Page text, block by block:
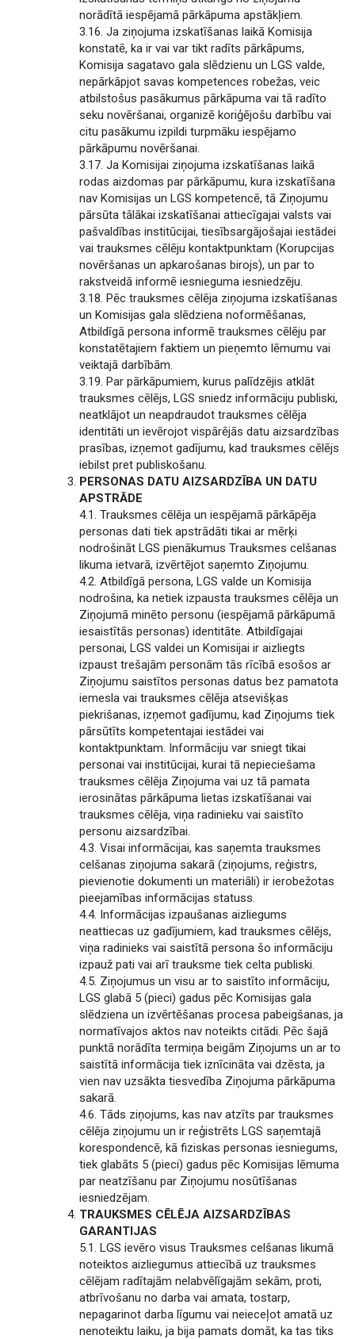
norādītā iespējamā pārkāpuma apstākļiem.
3.16. Ja ziņojuma izskatīšanas laikā Komisija
konstatē, ka ir vai var tikt radīts pārkāpums,
Komisija sagatavo gala slēdzienu un LGS valde,
nepārkāpjot savas kompetences robežas, veic
atbilstošus pasākumus pārkāpuma vai tā radīto
seku novēršanai, organizē koriģējošu darbību vai
citu pasākumu izpildi turpmāku iespējamo
pārkāpumu novēršanai.
3.17. Ja Komisijai ziņojuma izskatīšanas laikā
rodas aizdomas par pārkāpumu, kura izskatīšana
nav Komisijas un LGS kompetencē, tā Ziņojumu
pārsūta tālākai izskatīšanai attiecīgajai valsts vai
pašvaldības institūcijai, tiesībsargājošajai iestādei
vai trauksmes cēlēju kontaktpunktam (Korupcijas
novēršanas un apkarošanas birojs), un par to
rakstveidā informē iesnieguma iesniedzēju.
3.18. Pēc trauksmes cēlēja ziņojuma izskatīšanas
un Komisijas gala slēdziena noformēšanas,
Atbildīgā persona informē trauksmes cēlēju par
konstatētajiem faktiem un pieņemto lēmumu vai
veiktajā darbībām.
3.19. Par pārkāpumiem, kurus palīdzējis atklāt
trauksmes cēlējs, LGS sniedz informāciju publiski,
neatklājot un neapdraudot trauksmes cēlēja
identitāti un ievērojot vispārējās datu aizsardzības
prasības, izņemot gadījumu, kad trauksmes cēlējs
iebilst pret publiskošanu.
PERSONAS DATU AIZSARDZĪBA UN DATU
APSTRĀDE
4.1. Trauksmes cēlēja un iespējamā pārkāpēja
personas dati tiek apstrādāti tikai ar mērķi
nodrošināt LGS pienākumus Trauksmes celšanas
likuma ietvarā, izvērtējot saņemto Ziņojumu.
4.2. Atbildīgā persona, LGS valde un Komisija
nodrošina, ka netiek izpausta trauksmes cēlēja un
Ziņojumā minēto personu (iespējamā pārkāpumā
iesaistītās personas) identitāte. Atbildīgajai
personai, LGS valdei un Komisijai ir aizliegts
izpaust trešajām personām tās rīcībā esošos ar
Ziņojumu saistītos personas datus bez pamatota
iemesla vai trauksmes cēlēja atsevišķas
piekrišanas, izņemot gadījumu, kad Ziņojums tiek
pārsūtīts kompetentajai iestādei vai
kontaktpunktam. Informāciju var sniegt tikai
personai vai institūcijai, kurai tā nepieciešama
trauksmes cēlēja Ziņojuma vai uz tā pamata
ierosinātas pārkāpuma lietas izskatīšanai vai
trauksmes cēlēja, viņa radinieku vai saistīto
personu aizsardzībai.
4.3. Visai informācijai, kas saņemta trauksmes
celšanas ziņojuma sakarā (ziņojums, reģistrs,
pievienotie dokumenti un materiāli) ir ierobežotas
pieejamības informācijas statuss.
4.4. Informācijas izpaušanas aizliegums
neattiecas uz gadījumiem, kad trauksmes cēlējs,
viņa radinieks vai saistītā persona šo informāciju
izpauž pati vai arī trauksme tiek celta publiski.
4.5. Ziņojumus un visu ar to saistīto informāciju,
LGS glabā 5 (pieci) gadus pēc Komisijas gala
slēdziena un izvērtēšanas procesa pabeigšanas, ja
normatīvajos aktos nav noteikts citādi. Pēc šajā
punktā norādīta termiņa beigām Ziņojums un ar to
saistītā informācija tiek iznīcināta vai dzēsta, ja
vien nav uzsākta tiesvedība Ziņojuma pārkāpuma
sakarā.
4.6. Tāds ziņojums, kas nav atzīts par trauksmes
cēlēja ziņojumu un ir reģistrēts LGS saņemtajā
korespondencē, kā fiziskas personas iesniegums,
tiek glabāts 5 (pieci) gadus pēc Komisijas lēmuma
par neatzīšanu par Ziņojumu nosūtīšanas
iesniedzējam.
TRAUKSMES CĒLĒJA AIZSARDZĪBAS
GARANTIJAS
5.1. LGS ievēro visus Trauksmes celšanas likumā
noteiktos aizliegumus attiecībā uz trauksmes
cēlējam radītajām nelabvēlīgajām sekām, proti,
atbrīvošanu no darba vai amata, tostarp,
nepagarinot darba līgumu vai neieceļot amatā uz
nenoteiktu laiku, ja bija pamats domāt, ka tas tiks